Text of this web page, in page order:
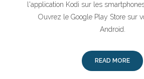
l'application Kodi sur les
Ouvrez le Google Play Store sur
Android.
READ MORE